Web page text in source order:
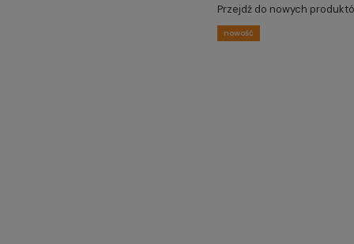
Przejdź do nowych
nowość